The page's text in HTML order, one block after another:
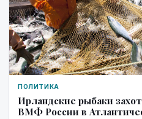
ПОЛИТИКА
Ирландские рыбаки
ВМФ России в